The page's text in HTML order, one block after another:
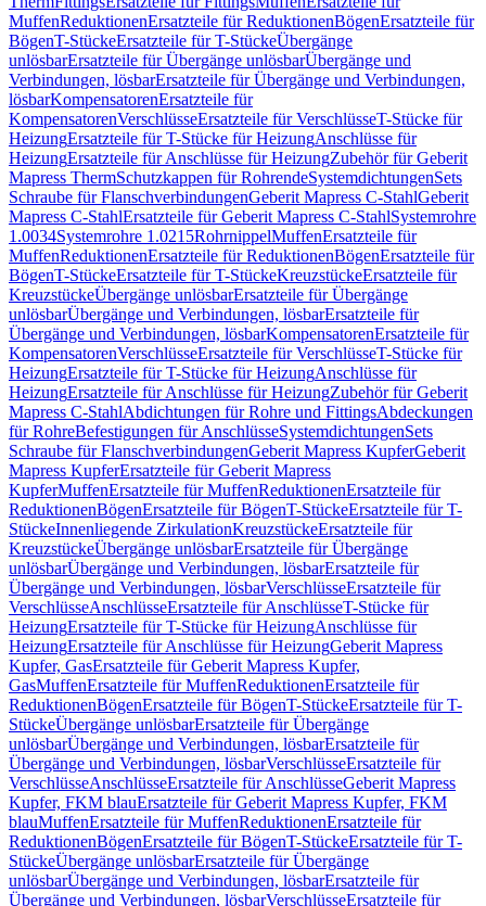
MuffenReduktionenErsatzteile für ReduktionenBögenErsatzteile für
BögenT-StückeErsatzteile für T-StückeÜbergänge
unlösbarErsatzteile für Übergänge unlösbarÜbergänge und
Verbindungen, lösbarErsatzteile für Übergänge und Verbindungen,
lösbarKompensatorenErsatzteile für
KompensatorenVerschlüsseErsatzteile für VerschlüsseT-Stücke für
HeizungErsatzteile für T-Stücke für HeizungAnschlüsse für
HeizungErsatzteile für Anschlüsse für HeizungZubehör für Geberit
Mapress ThermSchutzkappen für RohrendeSystemdichtungenSets
Schraube für FlanschverbindungenGeberit Mapress C-StahlGeberit
Mapress C-StahlErsatzteile für Geberit Mapress C-StahlSystemrohre
1.0034Systemrohre 1.0215RohrnippelMuffenErsatzteile für
MuffenReduktionenErsatzteile für ReduktionenBögenErsatzteile für
BögenT-StückeErsatzteile für T-StückeKreuzstückeErsatzteile für
KreuzstückeÜbergänge unlösbarErsatzteile für Übergänge
unlösbarÜbergänge und Verbindungen, lösbarErsatzteile für
Übergänge und Verbindungen, lösbarKompensatorenErsatzteile für
KompensatorenVerschlüsseErsatzteile für VerschlüsseT-Stücke für
HeizungErsatzteile für T-Stücke für HeizungAnschlüsse für
HeizungErsatzteile für Anschlüsse für HeizungZubehör für Geberit
Mapress C-StahlAbdichtungen für Rohre und FittingsAbdeckungen
für RohreBefestigungen für AnschlüsseSystemdichtungenSets
Schraube für FlanschverbindungenGeberit Mapress KupferGeberit
Mapress KupferErsatzteile für Geberit Mapress
KupferMuffenErsatzteile für MuffenReduktionenErsatzteile für
ReduktionenBögenErsatzteile für BögenT-StückeErsatzteile für T-
StückeInnenliegende ZirkulationKreuzstückeErsatzteile für
KreuzstückeÜbergänge unlösbarErsatzteile für Übergänge
unlösbarÜbergänge und Verbindungen, lösbarErsatzteile für
Übergänge und Verbindungen, lösbarVerschlüsseErsatzteile für
VerschlüsseAnschlüsseErsatzteile für AnschlüsseT-Stücke für
HeizungErsatzteile für T-Stücke für HeizungAnschlüsse für
HeizungErsatzteile für Anschlüsse für HeizungGeberit Mapress
Kupfer, GasErsatzteile für Geberit Mapress Kupfer,
GasMuffenErsatzteile für MuffenReduktionenErsatzteile für
ReduktionenBögenErsatzteile für BögenT-StückeErsatzteile für T-
StückeÜbergänge unlösbarErsatzteile für Übergänge
unlösbarÜbergänge und Verbindungen, lösbarErsatzteile für
Übergänge und Verbindungen, lösbarVerschlüsseErsatzteile für
VerschlüsseAnschlüsseErsatzteile für AnschlüsseGeberit Mapress
Kupfer, FKM blauErsatzteile für Geberit Mapress Kupfer, FKM
blauMuffenErsatzteile für MuffenReduktionenErsatzteile für
ReduktionenBögenErsatzteile für BögenT-StückeErsatzteile für T-
StückeÜbergänge unlösbarErsatzteile für Übergänge
unlösbarÜbergänge und Verbindungen, lösbarErsatzteile für
Übergänge und Verbindungen, lösbarVerschlüsseErsatzteile für